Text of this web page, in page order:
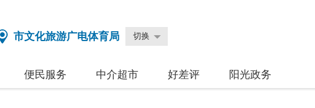
市文化旅游广电体育局 切换
便民服务 中介超市 好差评 阳光政务